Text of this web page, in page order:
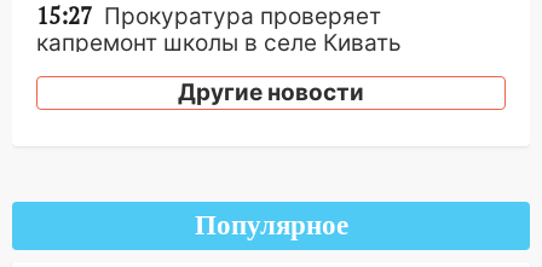
15:27 Прокуратура проверяет
капремонт школы в селе Кивать
15:08
В Кузоватово после прокурорской
проверки обновили разметку на
запретили остановку автомобилей на
50-метровом участке
Другие новости
Популярное